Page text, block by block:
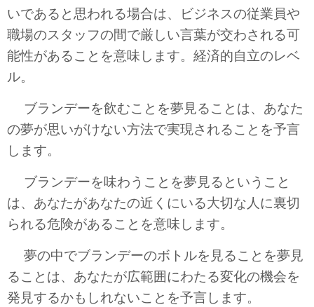
いであると思われる場合は、ビジネスの従業員や
職場のスタッフの間で厳しい言葉が交わされる可
能性があることを意味します。経済的自立のレベ
ル。
ブランデーを飲むことを夢見ることは、あなた
の夢が思いがけない方法で実現されることを予言
します。
ブランデーを味わうことを夢見るということ
は、あなたがあなたの近くにいる大切な人に裏切
られる危険があることを意味します。
夢の中でブランデーのボトルを見ることを夢見
ることは、あなたが広範囲にわたる変化の機会を
発見するかもしれないことを予言します。